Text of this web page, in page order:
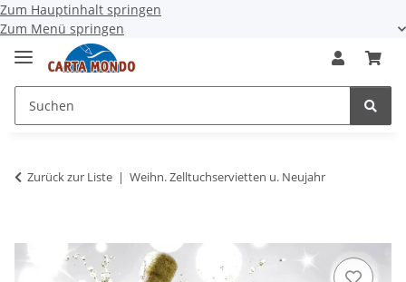
Zum Hauptinhalt springen
Zum Menü springen
Zurück zur Liste Weihn. Zelltuchservietten u. Neujahr